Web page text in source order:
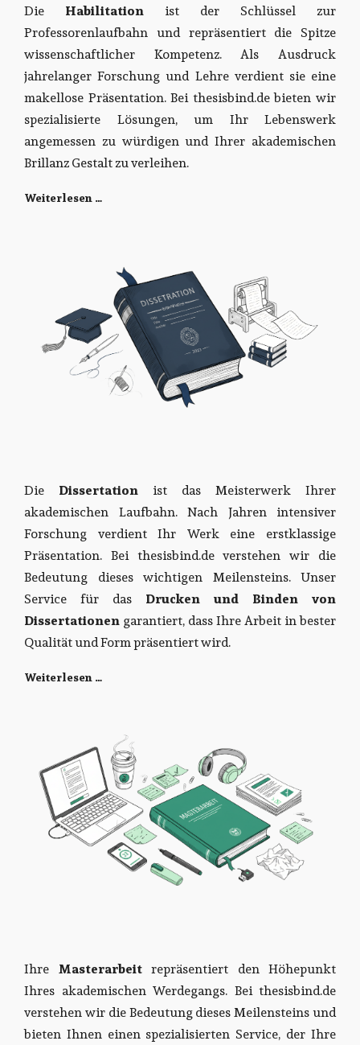
Die Habilitation ist der Schlüssel zur
Professorenlaufbahn und repräsentiert die Spitze
wissenschaftlicher Kompetenz. Als Ausdruck
jahrelanger Forschung und Lehre verdient sie eine
makellose Präsentation. Bei thesisbind.de bieten wir
spezialisierte Lösungen, um Ihr Lebenswerk
angemessen zu würdigen und Ihrer akademischen
Brillanz Gestalt zu verleihen.
Weiterlesen …
Die Dissertation ist das Meisterwerk Ihrer
akademischen Laufbahn. Nach Jahren intensiver
Forschung verdient Ihr Werk eine erstklassige
Präsentation. Bei thesisbind.de verstehen wir die
Bedeutung dieses wichtigen Meilensteins. Unser
Service für das Drucken und Binden von
Dissertationen garantiert, dass Ihre Arbeit in bester
Qualität und Form präsentiert wird.
Weiterlesen …
Ihre Masterarbeitrepräsentiert den Höhepunkt
Ihres akademischen Werdegangs. Bei thesisbind.de
verstehen wir die Bedeutung dieses Meilensteins und
bieten Ihnen einen spezialisierten Service, der Ihre